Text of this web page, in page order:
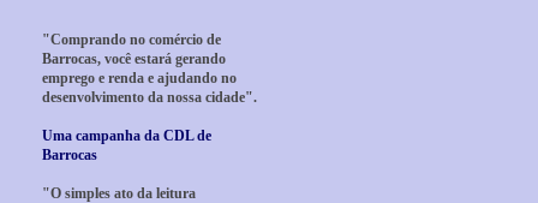
"Comprando no comércio de
Barrocas, você estará gerando
emprego e renda e ajudando no
desenvolvimento da nossa cidade".
Uma campanha da CDL de
Barrocas
"O simples ato da leitura